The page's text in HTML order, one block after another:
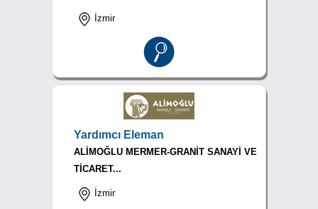
İzmir
Yardımcı Eleman
ALİMOĞLU MERMER-GRANİT SANAYİ VE
TİCARET...
İzmir